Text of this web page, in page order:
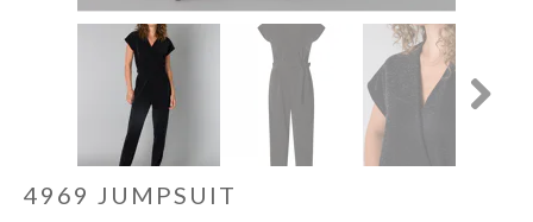
4969 JUMPSUIT